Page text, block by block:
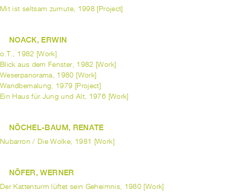
Mit ist seltsam zumute, 1998 [Project]
NOACK, ERWIN
o.T., 1982 [Work]
Blick aus dem Fenster, 1982 [Work]
Weserpanorama, 1980 [Work]
Wandbemalung, 1979 [Project]
Ein Haus für Jung und Alt, 1976 [Work]
NÖCHEL-BAUM, RENATE
Nubarron / Die Wolke, 1981 [Work]
NÖFER, WERNER
Der Kattenturm lüftet sein Geheimnis, 1980 [Work]